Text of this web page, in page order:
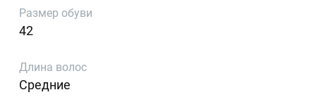
Размер обуви
42
Длина волос
Средние